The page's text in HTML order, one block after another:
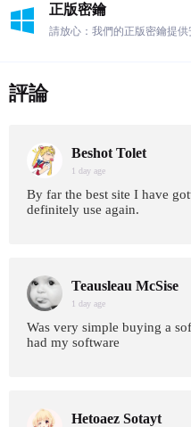
正版密鑰
請放心：我們的正版密鑰提供
評論
Beshot Tolet
1 day age
By far the best site I have
definitely use again.
Teausleau McSise
1 day age
Was very simple buying a
had my software
Hetoaez Sotayt